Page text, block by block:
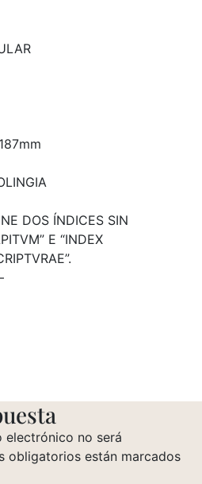
DOS ÍNDICES SIN
E “INDEX
electrónico no será
obligatorios están marcados